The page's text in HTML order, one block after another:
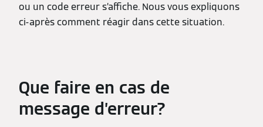
ou un code erreur s’affiche. Nous vous expliquons
ci-après comment réagir dans cette situation.
Que faire en cas de
message d’erreur?